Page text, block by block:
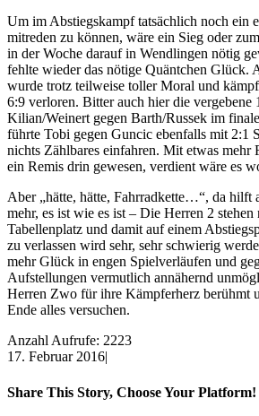
Um im Abstiegskampf tatsächlich noch ein
mitreden zu können, wäre ein Sieg oder
in der Woche darauf in Wendlingen nötig
fehlte wieder das nötige Quäntchen Glück.
wurde trotz teilweise toller Moral und
6:9 verloren. Bitter auch hier die vergebene
Kilian/Weinert gegen Barth/Russek im
führte Tobi gegen Guncic ebenfalls mit 2:1
nichts Zählbares einfahren. Mit etwas mehr
ein Remis drin gewesen, verdient wäre es
Aber „hätte, hätte, Fahrradkette…“, da
mehr, es ist wie es ist – Die Herren 2
Tabellenplatz und damit auf einem
zu verlassen wird sehr, sehr schwierig
mehr Glück in engen Spielverläufen und
Aufstellungen vermutlich annähernd
Herren Zwo für ihre Kämpferherz berühmt
Ende alles versuchen.
Anzahl Aufrufe: 2223
17. Februar 2016|
Share This Story, Choose Your Platform!